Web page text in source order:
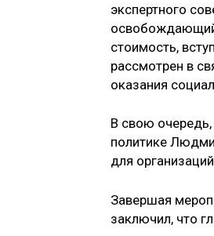
экспертного
освобождающий
стоимость,
рассмотрен в
оказания
В свою
политике
для
Завершая
заключил, что